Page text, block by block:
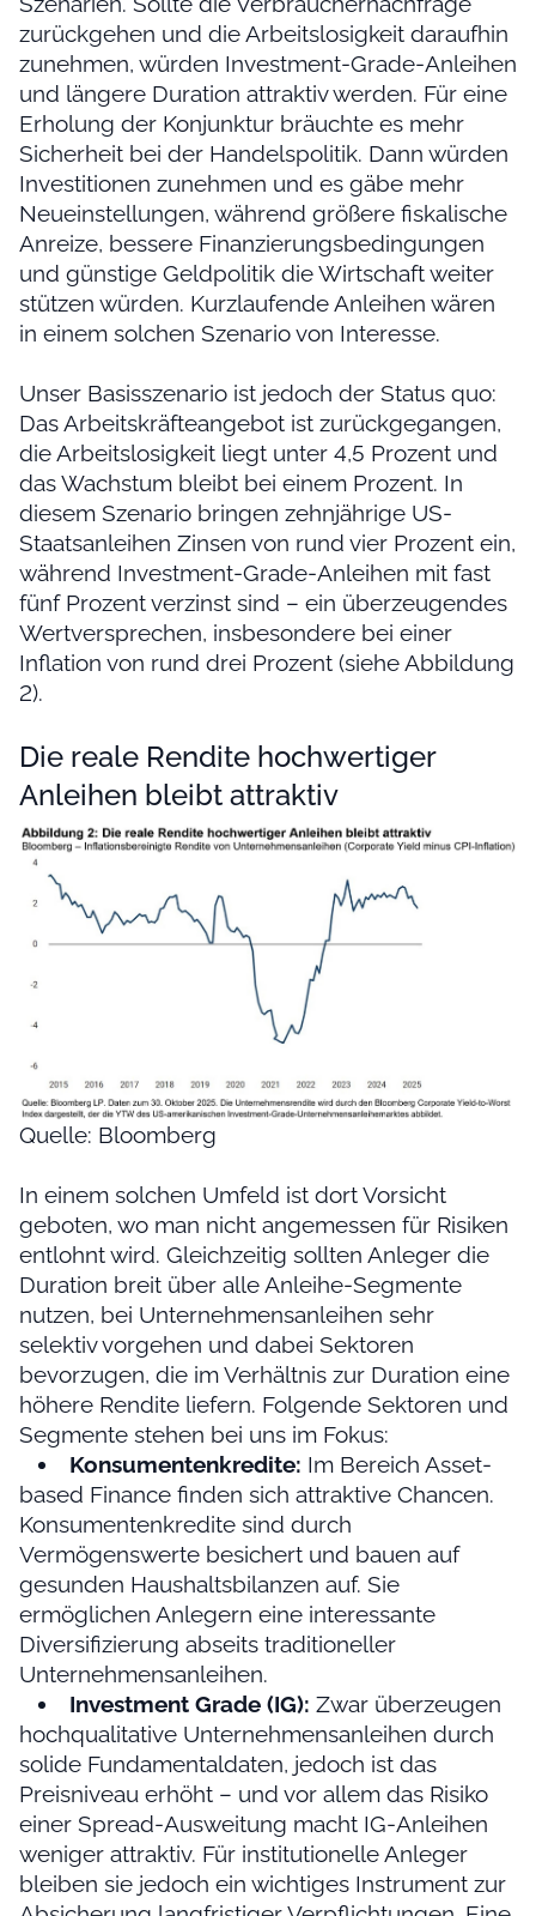
zurückgehen und die Arbeitslosigkeit daraufhin
zunehmen, würden Investment-Grade-Anleihen
und längere Duration attraktiv werden. Für eine
Erholung der Konjunktur bräuchte es mehr
Sicherheit bei der Handelspolitik. Dann würden
Investitionen zunehmen und es gäbe mehr
Neueinstellungen, während größere fiskalische
Anreize, bessere Finanzierungsbedingungen
und günstige Geldpolitik die Wirtschaft weiter
stützen würden. Kurzlaufende Anleihen wären
in einem solchen Szenario von Interesse.
Unser Basisszenario ist jedoch der Status quo:
Das Arbeitskräfteangebot ist zurückgegangen,
die Arbeitslosigkeit liegt unter 4,5 Prozent und
das Wachstum bleibt bei einem Prozent. In
diesem Szenario bringen zehnjährige US-
Staatsanleihen Zinsen von rund vier Prozent ein,
während Investment-Grade-Anleihen mit fast
fünf Prozent verzinst sind – ein überzeugendes
Wertversprechen, insbesondere bei einer
Inflation von rund drei Prozent (siehe Abbildung
2).
Die reale Rendite hochwertiger
Anleihen bleibt attraktiv
Quelle: Bloomberg
In einem solchen Umfeld ist dort Vorsicht
geboten, wo man nicht angemessen für Risiken
entlohnt wird. Gleichzeitig sollten Anleger die
Duration breit über alle Anleihe-Segmente
nutzen, bei Unternehmensanleihen sehr
selektiv vorgehen und dabei Sektoren
bevorzugen, die im Verhältnis zur Duration eine
höhere Rendite liefern. Folgende Sektoren und
Segmente stehen bei uns im Fokus:
Konsumentenkredite: Im Bereich Asset-
based Finance finden sich attraktive Chancen.
Konsumentenkredite sind durch
Vermögenswerte besichert und bauen auf
gesunden Haushaltsbilanzen auf. Sie
ermöglichen Anlegern eine interessante
Diversifizierung abseits traditioneller
Unternehmensanleihen.
Investment Grade (IG): Zwar überzeugen
hochqualitative Unternehmensanleihen durch
solide Fundamentaldaten, jedoch ist das
Preisniveau erhöht – und vor allem das Risiko
einer Spread-Ausweitung macht IG-Anleihen
weniger attraktiv. Für institutionelle Anleger
bleiben sie jedoch ein wichtiges Instrument zur